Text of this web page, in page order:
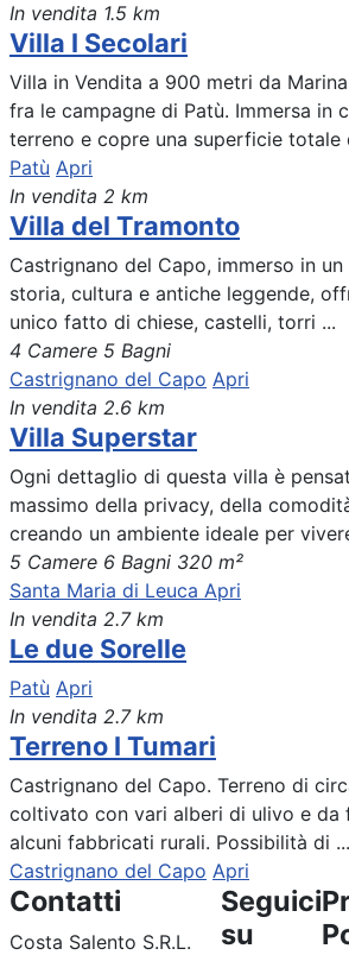
In vendita 1.5 km
Villa I Secolari
Villa in Vendita a 900 metri da
fra le campagne di Patù. Immersa in
terreno e copre una superficie totale
Patù Apri
In vendita 2 km
Villa del Tramonto
Castrignano del Capo, immerso in
storia, cultura e antiche leggende,
unico fatto di chiese, castelli, torri ...
4 Camere 5 Bagni
Castrignano del Capo Apri
In vendita 2.6 km
Villa Superstar
Ogni dettaglio di questa villa è
massimo della privacy, della
creando un ambiente ideale per
5 Camere 6 Bagni 320 m²
Santa Maria di Leuca Apri
In vendita 2.7 km
Le due Sorelle
Patù Apri
In vendita 2.7 km
Terreno I Tumari
Castrignano del Capo. Terreno di
coltivato con vari alberi di ulivo e da
alcuni fabbricati rurali. Possibilità di ...
Castrignano del Capo Apri
Contatti
Costa Salento S.R.L.
Seguici
su